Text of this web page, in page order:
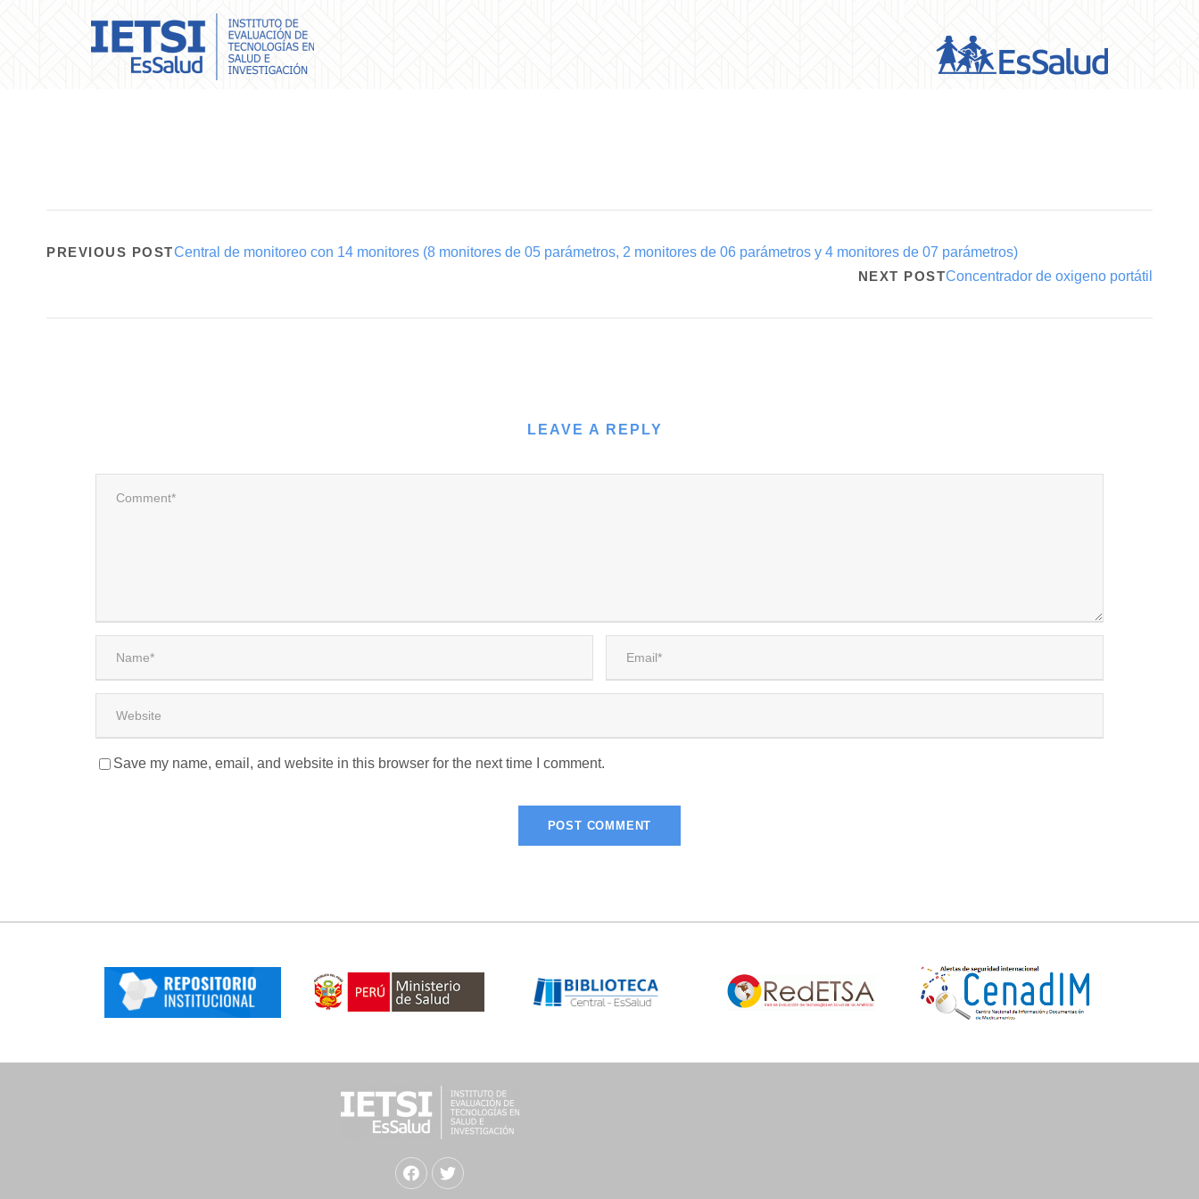
PREVIOUS POSTCentral de monitoreo con 14 monitores (8 monitores de 05 parámetros, 2 monitores de 06 parámetros y 4 monitores de 07 parámetros)
NEXT POSTConcentrador de oxigeno portátil
LEAVE A REPLY
Save my name, email, and website in this browser for the next time I comment.